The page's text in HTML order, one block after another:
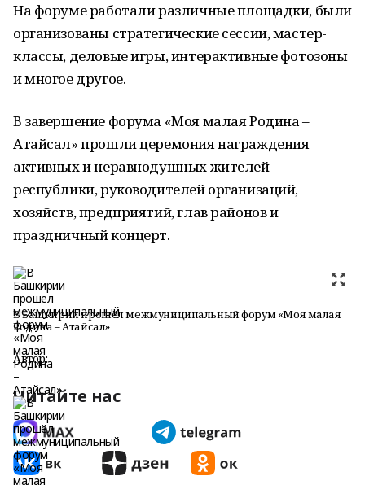
На форуме работали различные площадки, были
организованы стратегические сессии, мастер-
классы, деловые игры, интерактивные фотозоны
и многое другое.
В завершение форума «Моя малая Родина –
Атайсал» прошли церемония награждения
активных и неравнодушных жителей
республики, руководителей организаций,
хозяйств, предприятий, глав районов и
праздничный концерт.
В Башкирии прошёл межмуниципальный форум «Моя малая
Родина – Атайсал»
Автор:
Читайте нас